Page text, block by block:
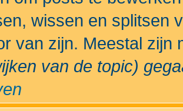
wissen en splitsen
van zijn. Meestal
van de topic)